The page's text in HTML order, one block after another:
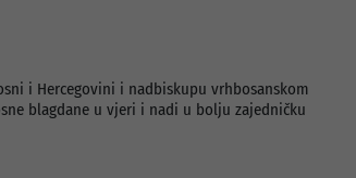
i Hercegovini i nadbiskupu vrhbosanskom
blagdane u vjeri i nadi u bolju zajedničku